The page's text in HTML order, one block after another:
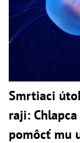
Smrtiaci
raji:
pomôcť mu